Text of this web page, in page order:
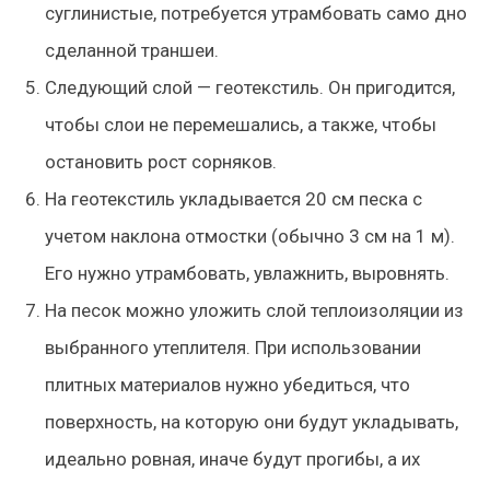
суглинистые, потребуется утрамбовать само дно
сделанной траншеи.
Следующий слой — геотекстиль. Он пригодится,
чтобы слои не перемешались, а также, чтобы
остановить рост сорняков.
На геотекстиль укладывается 20 см песка с
учетом наклона отмостки (обычно 3 см на 1 м).
Его нужно утрамбовать, увлажнить, выровнять.
На песок можно уложить слой теплоизоляции из
выбранного утеплителя. При использовании
плитных материалов нужно убедиться, что
поверхность, на которую они будут укладывать,
идеально ровная, иначе будут прогибы, а их